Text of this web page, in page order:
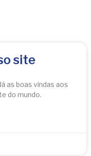
site
as boas vindas aos
do mundo.